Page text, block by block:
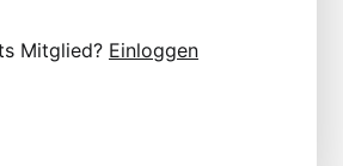
Mitglied? Einloggen